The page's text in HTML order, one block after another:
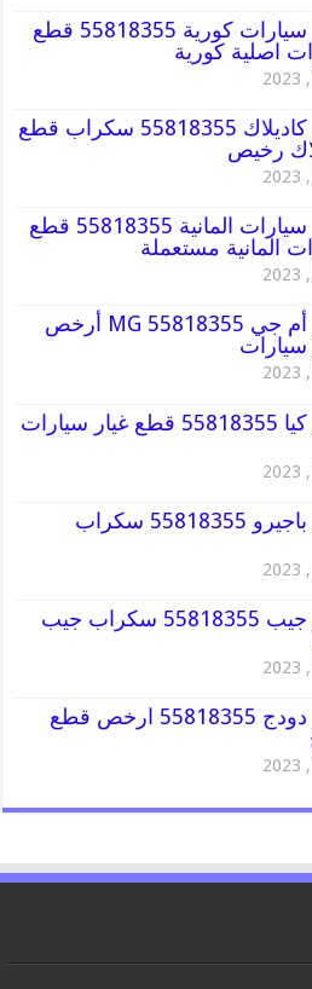
قطع غيار سيارات كورية 55818355 قطع
اصلية كورية
قطع غيار كاديلاك 55818355 سكراب قطع
رخيص
قطع غيار سيارات المانية 55818355 قطع
المانية مستعملة
قطع غيار أم جي MG 55818355 أرخص
سيارات
قطع غيار كيا 55818355 قطع غيار سيارات
قطع غيار باجيرو 55818355 سكراب
قطع غيار جيب 55818355 سكراب جيب
قطع غيار دودج 55818355 ارخص قطع